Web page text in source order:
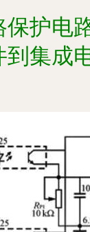
保护电
到集成